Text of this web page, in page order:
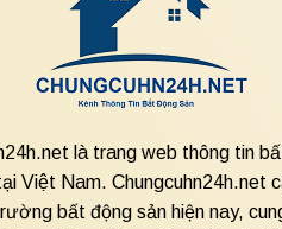
là trang web thông tin
Việt Nam. Chungcuhn24h.net
bất động sản hiện nay,